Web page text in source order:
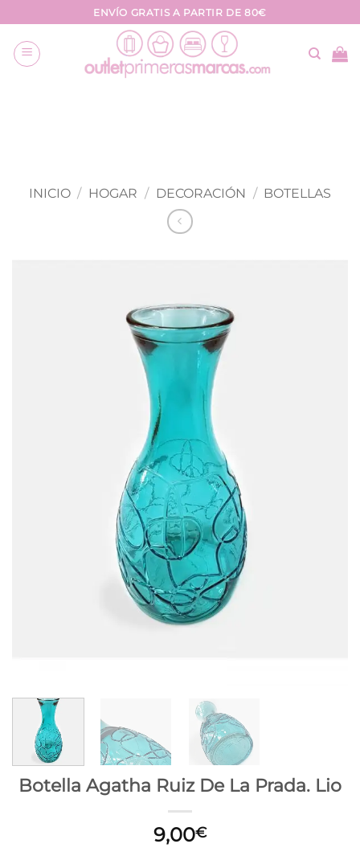
al
contenido
ENVÍO GRATIS A PARTIR DE 80€
INICIO / HOGAR / DECORACIÓN / BOTELLAS
Botella Agatha Ruiz De La Prada. Lio
9,00€